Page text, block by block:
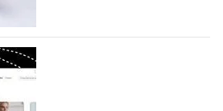
были представлены в…
свои новинки на Euro